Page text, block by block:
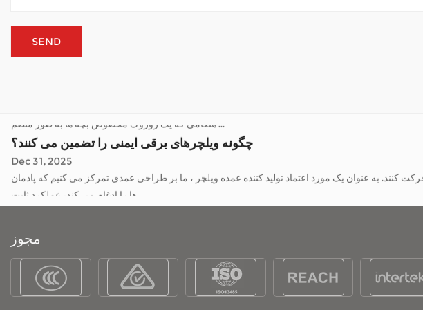
مانند شرکت‌هایی که در راه‌حل‌های جابجایی متخصص هستند، راه‌هایی را برای انجام وظایف، دیدار با دوستان، یا صرفاً لذت بردن از وقت در فضای باز بدون تکیه
چگونه ویلچرهای برقی ایمنی را تضمین می کنند؟
Dec 31, 2025
ویلچرهای برقی به افرادی که محدودیت حرکتی دارند کمک بسیار مهمی می کند و آنها را قادر می سازد تا با افزایش اعتماد به نفس در خانه ها، جوامع و فراتر از آن حرکت کنند. به عنوان یک مورد اعتماد تولید کننده عمده ویلچر ، ما بر طراحی عمدی تمرکز می کنیم که پادمان
ها را ادغام می کند، عملکرد ثابت...
ساختار قاب برای ویلچرهای برقی چقدر مهم است؟
مانند شرکت‌هایی که در راه‌حل‌های جابجایی متخصص هستند، راه‌هایی را برای انجام وظایف، دیدار با دوستان، یا صرفاً لذت بردن از وقت در فضای باز بدون تکیه
زیاد به کمک ارائه می‌دهند. پشت موت...
اسکوتر Mobility چگونه آب و هوای فضای باز را کنترل می کند؟
Jan 02, 2026
مجوز